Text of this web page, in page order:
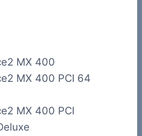
MX 400
MX 400 PCI 64
MX 400 PCI